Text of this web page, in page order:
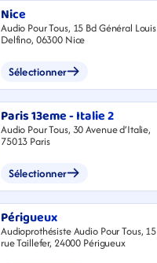
Nice
Audio Pour Tous, 15 Bd Général Louis
Delfino, 06300 Nice
Sélectionner
Paris 13eme - Italie 2
Audio Pour Tous, 30 Avenue d’Italie,
75013 Paris
Sélectionner
Périgueux
Audioprothésiste Audio Pour Tous, 15
rue Taillefer, 24000 Périgueux